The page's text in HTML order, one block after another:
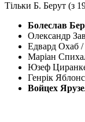
Тільки Б. Берут (з
Болеслав
Олександр
Едвард Охаб /
Маріан
Юзеф
Генрік
Войцех